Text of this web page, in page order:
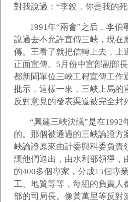
對我說過：“李銳，你是我的
1991年“兩會”之后，李伯
說過去不允許宣傳三峽，現在
傳。王看了就把信轉上去，上
正面宣傳。5月份中宣部副部
都新聞單位三峽工程宣傳工作
批示，這樣一來，三峽上馬的
反對意見的發表渠道被完全封
“興建三峽決議”是在1992
的。那個被通過的三峽論證方
峽論證原來由計委與科委負責
讓他們退出，由水利部領導，
的400多個專家，分成15個專
工、地質等等，每組的負責人
部的司局長。像黃萬里等反對